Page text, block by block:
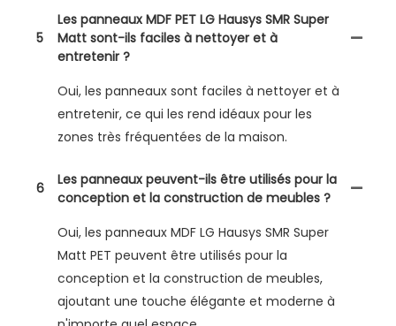
5
Les panneaux MDF PET LG Hausys SMR Super
Matt sont-ils faciles à nettoyer et à
entretenir ?
Oui, les panneaux sont faciles à nettoyer et à
entretenir, ce qui les rend idéaux pour les
zones très fréquentées de la maison.
6
Les panneaux peuvent-ils être utilisés pour la
conception et la construction de meubles ?
Oui, les panneaux MDF LG Hausys SMR Super
Matt PET peuvent être utilisés pour la
conception et la construction de meubles,
ajoutant une touche élégante et moderne à